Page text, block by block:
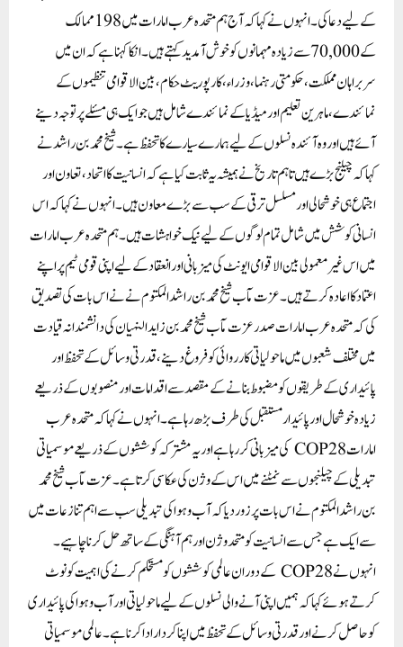
کے لیے دعا کی۔ انہوں نے کہاکہ آج ہم متحدہ عرب امارات میں 198 ممالک
کے 70,000 سے زیادہ مہمانوں کو خوش آمدید کہتے ہیں۔ انکا کہنا ہے کہ ان میں
سربراہان مملکت، حکومتی رہنما، وزراء، کارپوریٹ حکام، بین الاقوامی تنظیموں کے
نمائندے، ماہرین تعلیم اور میڈیا کے نمائندے شامل ہیں جو ایک ہی مسئلےپر توجہ دینے
آئے ہیں اور وہ آئندہ نسلوں کے لیے ہمارے سیارے کا تحفظ ہے۔ شیخ محمد بن راشدنے
کہاکہ چیلنج بڑے ہیں تاہم تاریخ نے ہمیشہ یہ ثابت کیا ہے کہ انسانیت کا اتحاد، تعاون اور
اجتماع ہی خوشحالی اور مسلسل ترقی کے سب سے بڑے معاون ہیں۔انہوں نےکہاکہ اس
انسانی کوشش میں شامل تمام لوگوں کے لیے نیک خواہشات ہیں۔ ہم متحدہ عرب امارات
میں اس غیر معمولی بین الاقوامی ایونٹ کی میزبانی اور انعقاد کے لیے اپنی قومی ٹیم پر اپنے
اعتماد کا اعادہ کرتے ہیں۔ عزت مآب شیخ محمد بن راشد المکتوم نے نے اس بات کی تصدیق
کی کہ متحدہ عرب امارات صدر عزت مآب شیخ محمد بن زاید النہیان کی دانشمندانہ قیادت
میں مختلف شعبوں میں ماحولیاتی کارروائی کو فروغ دینے، قدرتی وسائل کے تحفظ اور
پائیداری کے طریقوں کو مضبوط بنانے کے مقصد سے اقدامات اور منصوبوں کے ذریعے
زیادہ خوشحال اور پائیدار مستقبل کی طرف بڑھ رہا ہے۔ انہوں نے کہا کہ متحدہ عرب
امارات COP28 کی میزبانی کر رہا ہے اور یہ مشترکہ کوششوں کے ذریعے موسمیاتی
تبدیلی کے چیلنجوں سے نمٹنے میں اس کے وژن کی عکاسی کرتا ہے۔ عزت مآب شیخ محمد
بن راشد المکتوم نے اس بات پر زور دیا کہ آب و ہوا کی تبدیلی سب سے اہم تنازعات میں
سے ایک ہے جس سے انسانیت کو متحد وژن اور ہم آہنگی کے ساتھ حل کرنا چاہیے۔
انہوں نے COP28 کے دوران عالمی کوششوں کو مستحکم کرنے کی اہمیت کو نوٹ
کرتے ہوئے کہا کہ ہمیں اپنی آنے والی نسلوں کے لیے ماحولیاتی اور آب و ہوا کی پائیداری
کو حاصل کرنے اور قدرتی وسائل کے تحفظ میں اپنا کردار ادا کرنا ہے۔ عالمی موسمیاتی